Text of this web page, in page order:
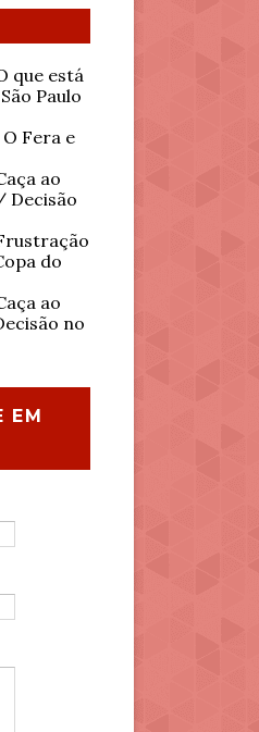
que está
Paulo
Fera e
ao
Decisão
do
ao
no
EM